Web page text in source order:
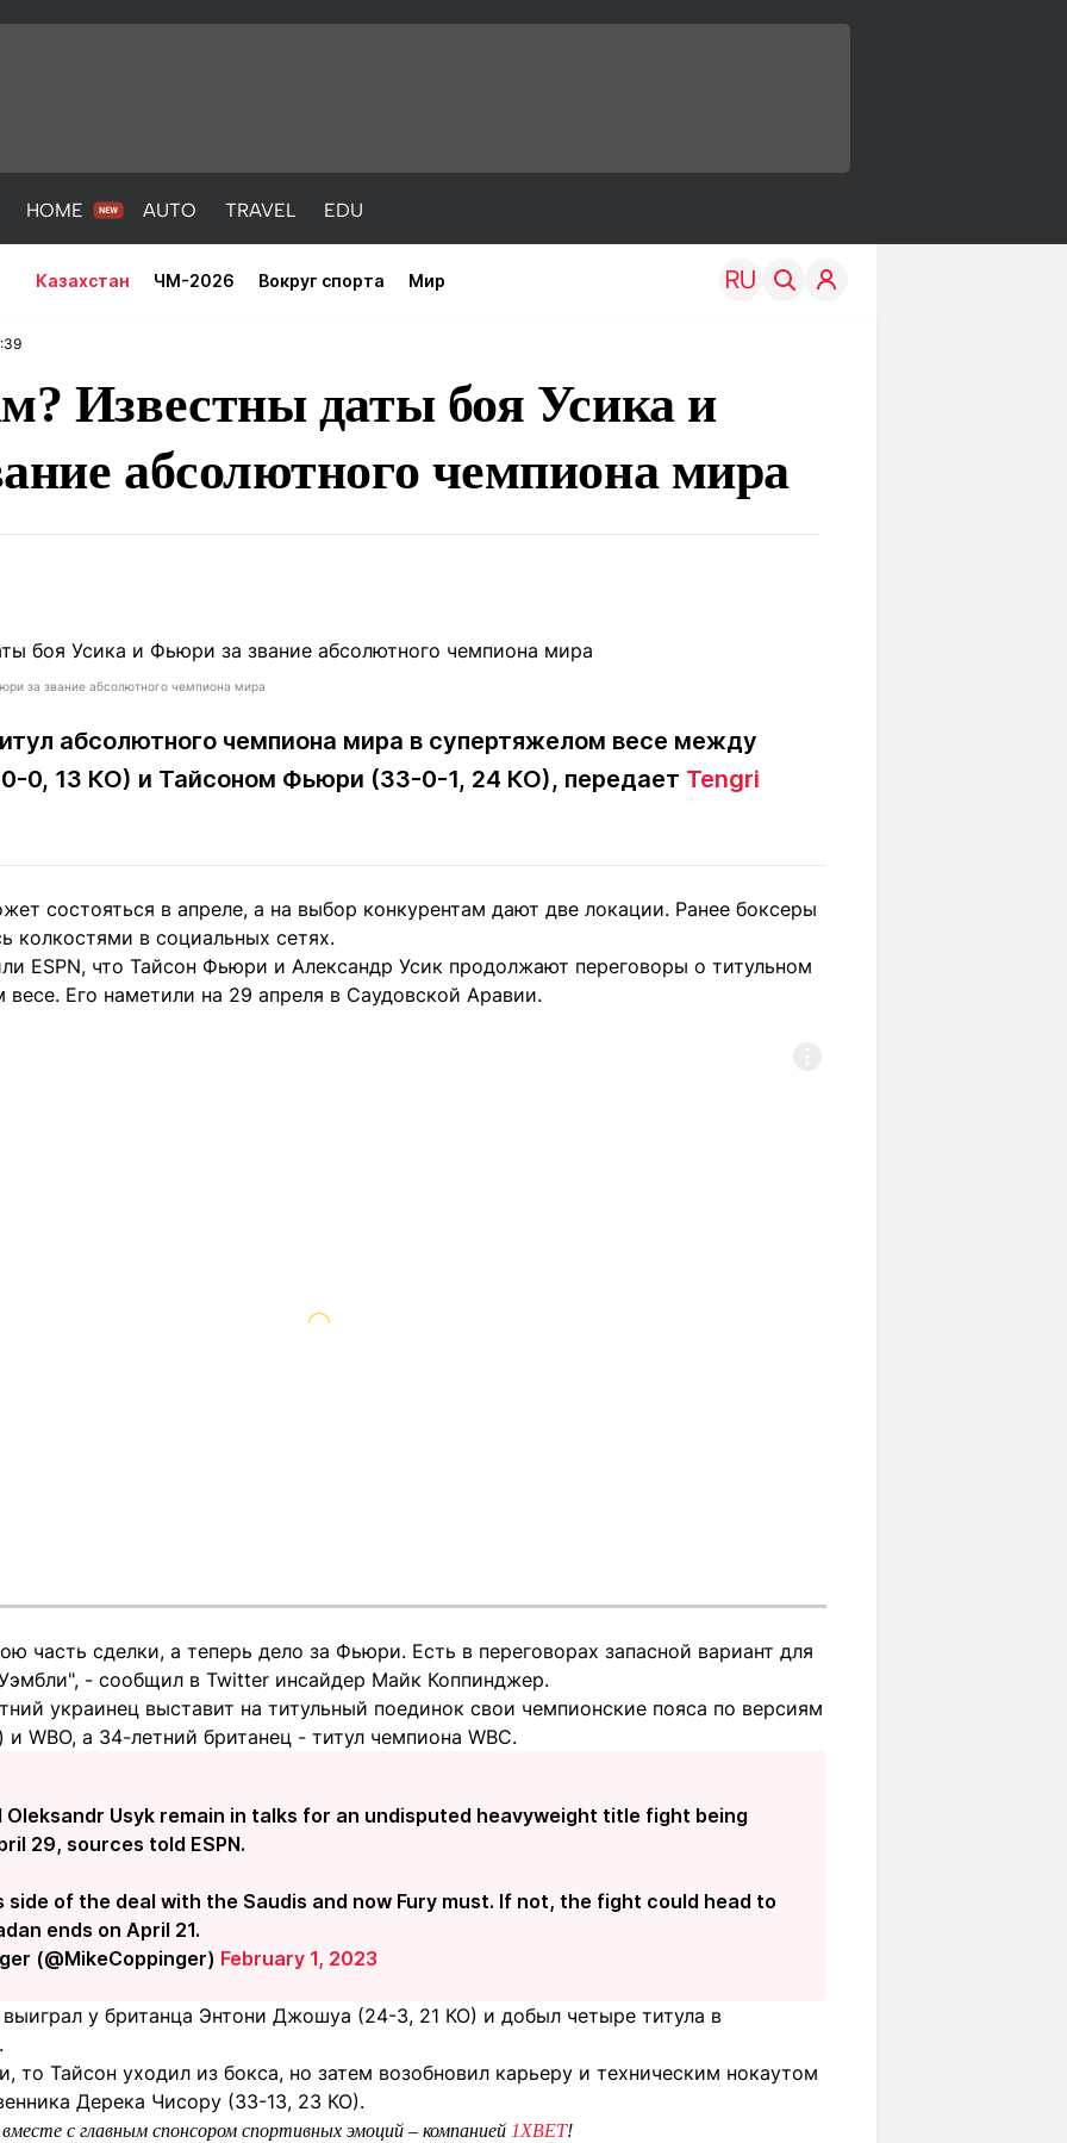
HOME AUTO TRAVEL EDU
Казахстан ЧМ-2026 Вокруг спорта Мир
HEALTH
Спецпроекты
Маршруты
(700) 3 888 188
Мы в социальных сетях
Известны даты боя Усика и
абсолютного чемпиона мира
за звание абсолютного чемпиона мира
абсолютного чемпиона мира в супертяжелом весе между
0, 13 КО) и Тайсоном Фьюри (33-0-1, 24 КО), передает Tengri
состояться в апреле, а на выбор конкурентам дают две локации. Ранее боксеры
колкостями в социальных сетях.
ESPN, что Тайсон Фьюри и Александр Усик продолжают переговоры о титульном
весе. Его наметили на 29 апреля в Саудовской Аравии.
часть сделки, а теперь дело за Фьюри. Есть в переговорах запасной вариант для
- сообщил в Twitter инсайдер Майк Коппинджер.
украинец выставит на титульный поединок свои чемпионские пояса по версиям
и WBO, а 34-летний британец - титул чемпиона WBC.
Oleksandr Usyk remain in talks for an undisputed heavyweight title fight being
29, sources told ESPN.
side of the deal with the Saudis and now Fury must. If not, the fight could head to
ends on April 21.
(@MikeCoppinger) February 1, 2023
у британца Энтони Джошуа (24-3, 21 КО) и добыл четыре титула в
то Тайсон уходил из бокса, но затем возобновил карьеру и техническим нокаутом
Дерека Чисору (33-13, 23 КО).
с главным спонсором спортивных эмоций – компанией 1XBET!